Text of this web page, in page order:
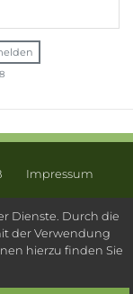
Impressum
- PsyOS GmbH
Dienste. Durch die
der Verwendung
hierzu finden Sie